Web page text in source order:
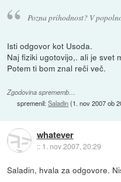
Pozna prihodnost? V
Isti odgovor kot Usoda.
Naj fiziki ugotovijo,. ali je svet
Potem ti bom znal reči več.
Zgodovina sprememb…
spremenil:Saladin(1. nov 2007 ob
whatever
:: 1. nov 2007, 20:29
Saladin, hvala za odgovore.